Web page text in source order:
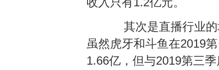
其次是直播行业的
虽然虎牙和斗鱼在2019
1.66亿，但与2019第三